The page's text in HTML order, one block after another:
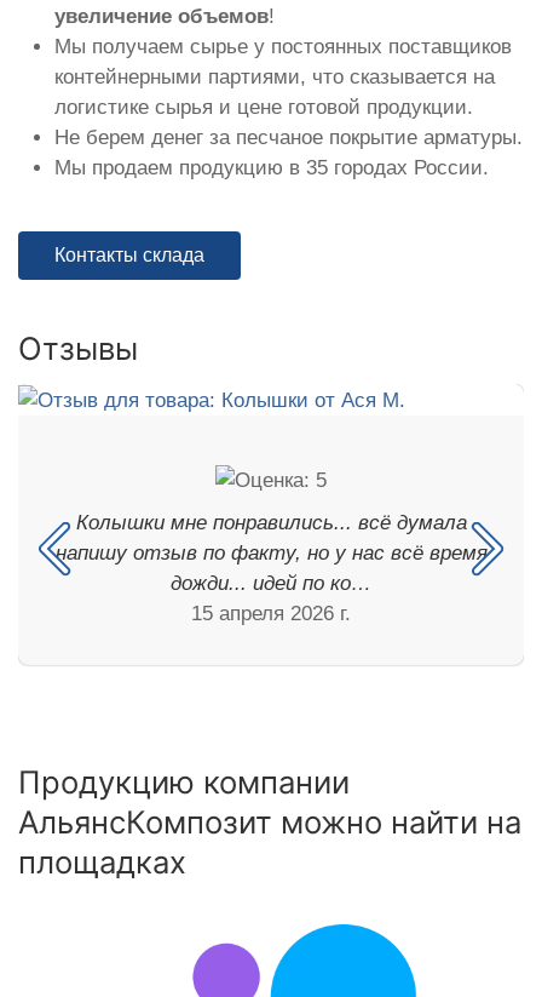
увеличение объемов!
Мы получаем сырье у постоянных поставщиков
контейнерными партиями, что сказывается на
логистике сырья и цене готовой продукции.
Не берем денег за песчаное покрытие арматуры.
Мы продаем продукцию в 35 городах России.
Контакты склада
Отзывы
Колышки мне понравились... всё думала
напишу отзыв по факту, но у нас всё время
дожди... идей по ко…
15 апреля 2026 г.
Продукцию компании
АльянсКомпозит можно найти на
площадках